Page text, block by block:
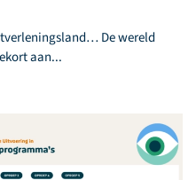
De wereld
aan...